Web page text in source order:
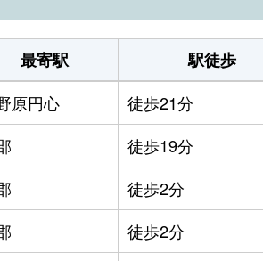
最寄駅 駅徒歩
原円心 徒歩21分
徒歩19分
徒歩2分
徒歩2分